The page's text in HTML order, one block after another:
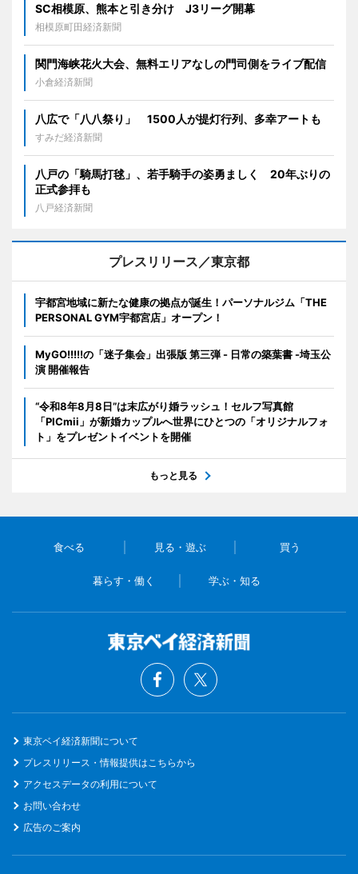
SC相模原、熊本と引き分け J3リーグ開幕
相模原町田経済新聞
関門海峡花火大会、無料エリアなしの門司側をライブ配信
小倉経済新聞
八広で「八八祭り」 1500人が提灯行列、多幸アートも
すみだ経済新聞
八戸の「騎馬打毬」、若手騎手の姿勇ましく 20年ぶりの
正式参拝も
八戸経済新聞
プレスリリース／東京都
宇都宮地域に新たな健康の拠点が誕生！パーソナルジム「THE
PERSONAL GYM宇都宮店」オープン！
MyGO!!!!!の「迷子集会」出張版 第三弾 - 日常の築葉書 -埼玉公
演 開催報告
“令和8年8月8日”は末広がり婚ラッシュ！セルフ写真館
「PICmii」が新婚カップルへ世界にひとつの「オリジナルフォ
ト」をプレゼントイベントを開催
もっと見る
食べる 見る・遊ぶ 買う
暮らす・働く 学ぶ・知る
東京ベイ経済新聞について
プレスリリース・情報提供はこちらから
アクセスデータの利用について
お問い合わせ
広告のご案内